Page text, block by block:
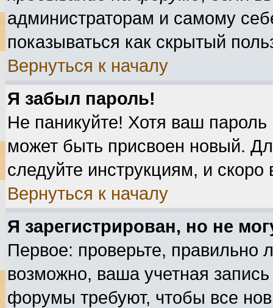
администраторам и самому
показываться как скрытый
Вернуться к началу
Я забыл пароль!
Не паникуйте! Хотя ваш
может быть присвоен новый.
следуйте инструкциям, и
Вернуться к началу
Я зарегистрирован, но не
Первое: проверьте, правильно
возможно, ваша учетная
форумы требуют, чтобы все